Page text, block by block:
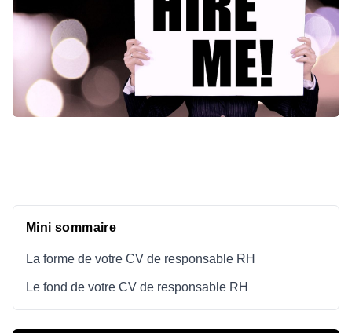
Mini sommaire
La forme de votre CV de responsable RH
Le fond de votre CV de responsable RH